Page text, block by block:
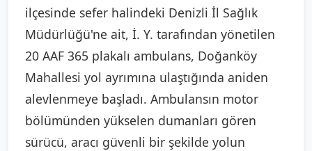
ilçesinde sefer halindeki Denizli İl Sağlık
Müdürlüğü'ne ait, İ. Y. tarafından yönetilen
20 AAF 365 plakalı ambulans, Doğanköy
Mahallesi yol ayrımına ulaştığında aniden
alevlenmeye başladı. Ambulansın motor
bölümünden yükselen dumanları gören
sürücü, aracı güvenli bir şekilde yolun